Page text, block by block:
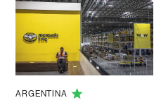
ARGENTINA